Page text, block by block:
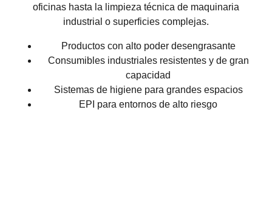
oficinas hasta la limpieza técnica de maquinaria
industrial o superficies complejas.
Productos con alto poder desengrasante
Consumibles industriales resistentes y de gran
capacidad
Sistemas de higiene para grandes espacios
EPI para entornos de alto riesgo